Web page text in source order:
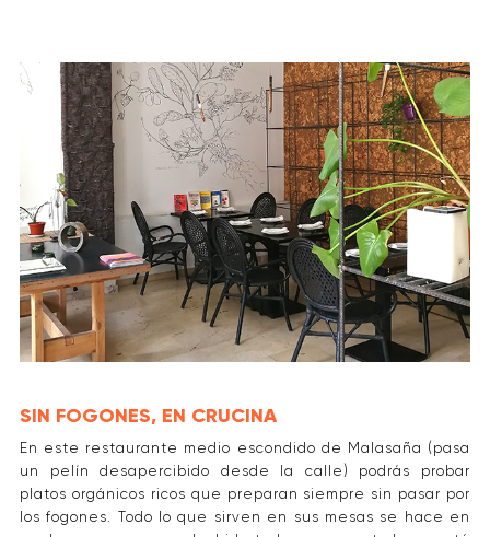
SIN FOGONES, EN CRUCINA
En este restaurante medio escondido de Malasaña (pasa
un pelín desapercibido desde la calle) podrás probar
platos orgánicos ricos que preparan siempre sin pasar por
los fogones. Todo lo que sirven en sus mesas se hace en